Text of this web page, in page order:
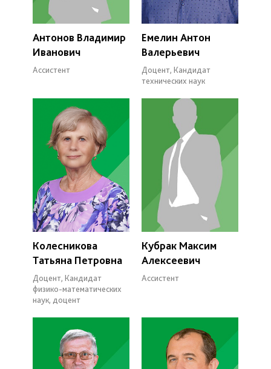
Антонов Владимир
Иванович
Ассистент
Емелин Антон
Валерьевич
Доцент, Кандидат
технических наук
Колесникова
Татьяна Петровна
Доцент, Кандидат
физико-математических
наук, доцент
Кубрак Максим
Алексеевич
Ассистент